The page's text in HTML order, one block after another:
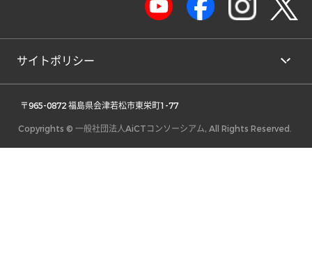
サイトポリシー
〒965-0872 福島県会津若松市東栄町1-77
Copyrights © 一般社団法人AiCTコンソーシアム, All Rights Reserved.